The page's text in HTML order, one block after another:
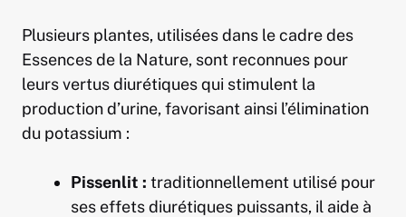
Plusieurs plantes, utilisées dans le cadre des
Essences de la Nature, sont reconnues pour
leurs vertus diurétiques qui stimulent la
production d’urine, favorisant ainsi l’élimination
du potassium :
Pissenlit : traditionnellement utilisé pour
ses effets diurétiques puissants, il aide à